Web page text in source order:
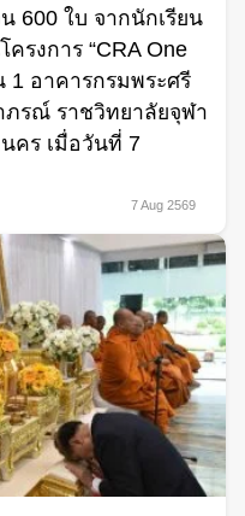
600 ใบ จากนักเรียน
รงการ “CRA One
อาคารกรมพระศรี
รณ์ ราชวิทยาลัยจุฬา
คร เมื่อวันที่ 7
7 Aug 2569